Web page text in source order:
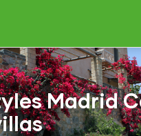
Madrid